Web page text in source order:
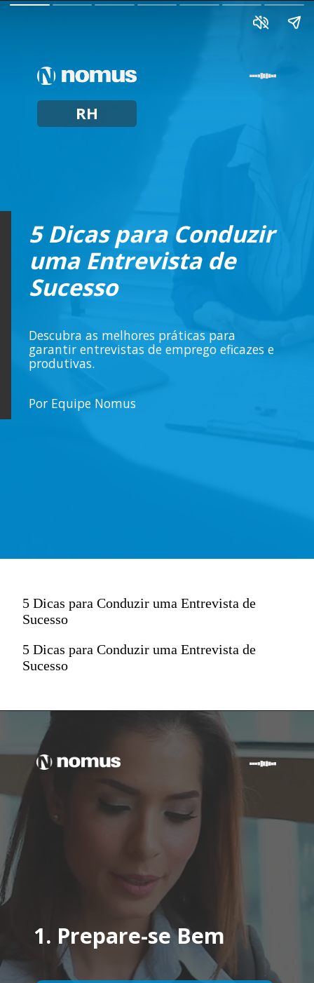
Descubra as melhores práticas para
garantir entrevistas de emprego eficazes e
produtivas.
Por Equipe Nomus
5 Dicas para Conduzir
uma Entrevista de
Sucesso
RH
5 Dicas para Conduzir uma Entrevista de
Sucesso
5 Dicas para Conduzir uma Entrevista de
Sucesso
1. Prepare-se Bem